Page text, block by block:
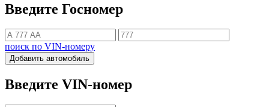
Введите Госномер
поиск по VIN-номеру
Добавить автомобиль
Введите VIN-номер